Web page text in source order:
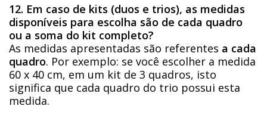
12. Em caso de kits (duos e trios), as medidas
disponíveis para escolha são de cada quadro
ou a soma do kit completo?
As medidas apresentadas são referentes a cada
quadro. Por exemplo: se você escolher a medida
60 x 40 cm, em um kit de 3 quadros, isto
significa que cada quadro do trio possui esta
medida.